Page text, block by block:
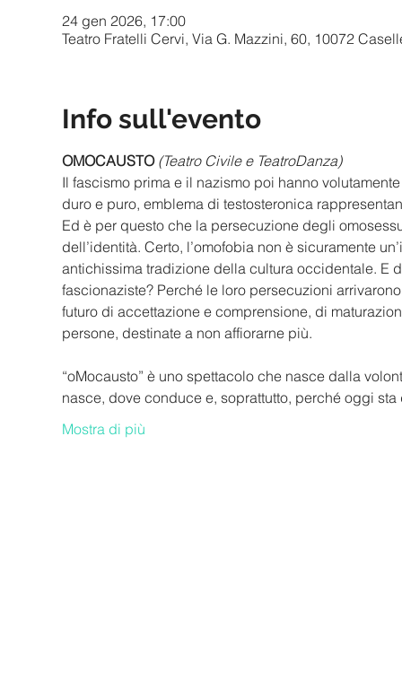
24 gen 2026, 17:00
Teatro Fratelli Cervi, Via G. Mazzini, 60, 10072
Info sull'evento
OMOCAUSTO (Teatro Civile e TeatroDanza)
Il fascismo prima e il nazismo poi hanno
duro e puro, emblema di testosteronica
Ed è per questo che la persecuzione degli
dell’identità. Certo, l’omofobia non è sicuramente
antichissima tradizione della cultura occidentale.
fascionaziste? Perché le loro persecuzioni
futuro di accettazione e comprensione, di
persone, destinate a non affiorarne più.
“oMocausto” è uno spettacolo che nasce dalla
nasce, dove conduce e, soprattutto, perché oggi
Mostra di più